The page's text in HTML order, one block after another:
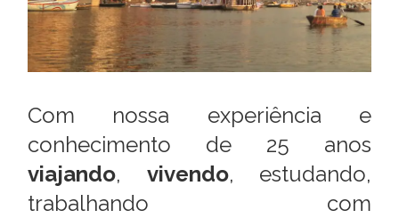
Com nossa experiência e
conhecimento de 25 anos
viajando, vivendo, estudando,
trabalhando com